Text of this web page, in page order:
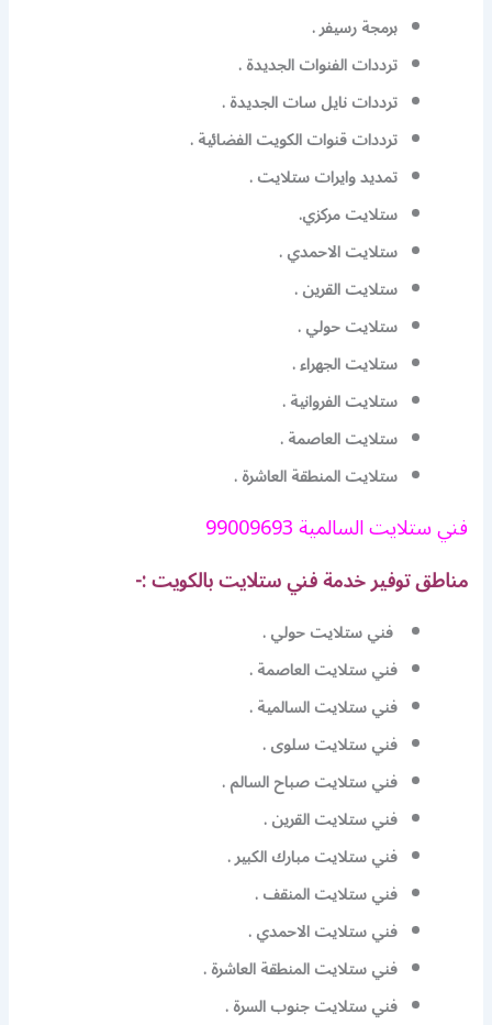
برمجة رسيفر .
ترددات الفنوات الجديدة .
ترددات نايل سات الجديدة .
ترددات قنوات الكويت الفضائية .
تمديد وايرات ستلايت .
ستلايت مركزي.
ستلايت الاحمدي .
ستلايت القرين .
ستلايت حولي .
ستلايت الجهراء .
ستلايت الفروانية .
ستلايت العاصمة .
ستلايت المنطقة العاشرة .
فني ستلايت السالمية 99009693
مناطق توفير خدمة فني ستلايت بالكويت :-
فني ستلايت حولي .
فني ستلايت العاصمة .
فني ستلايت السالمية .
فني ستلايت سلوى .
فني ستلايت صباح السالم .
فني ستلايت القرين .
فني ستلايت مبارك الكبير .
فني ستلايت المنقف .
فني ستلايت الاحمدي .
فني ستلايت المنطقة العاشرة .
فني ستلايت جنوب السرة .